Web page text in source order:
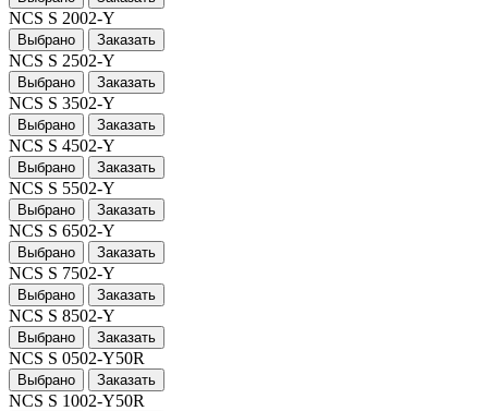
NCS S 2002-Y
Выбрано Заказать
NCS S 2502-Y
Выбрано Заказать
NCS S 3502-Y
Выбрано Заказать
NCS S 4502-Y
Выбрано Заказать
NCS S 5502-Y
Выбрано Заказать
NCS S 6502-Y
Выбрано Заказать
NCS S 7502-Y
Выбрано Заказать
NCS S 8502-Y
Выбрано Заказать
NCS S 0502-Y50R
Выбрано Заказать
NCS S 1002-Y50R